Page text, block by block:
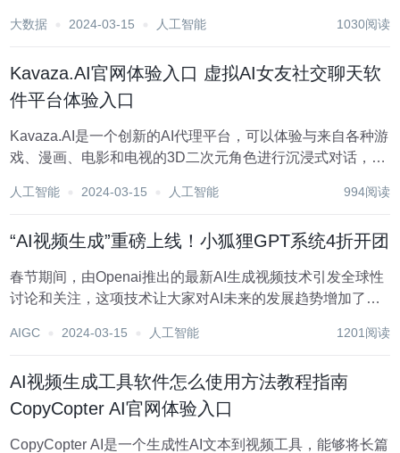
迹—— 「当然可以，这里是您的主题可能需要的介绍」。 一
大数据 2024-03-15 人工智能 1030阅读
Kavaza.AI官网体验入口 虚拟AI女友社交聊天软
件平台体验入口
Kavaza.AI是一个创新的AI代理平台，可以体验与来自各种游
戏、漫画、电影和电视的3D二次元角色进行沉浸式对话，也
包括创建和定制AI伴侣、货币化AI内容、探索和体验其他用
人工智能 2024-03-15 人工智能 994阅读
“AI视频生成”重磅上线！小狐狸GPT系统4折开团
春节期间，由Openai推出的最新AI生成视频技术引发全球性
讨论和关注，这项技术让大家对AI未来的发展趋势增加了无
视频生成”功能，让您可以轻松一键生成高质量文字生成视频
AIGC 2024-03-15 人工智能 1201阅读
AI视频生成工具软件怎么使用方法教程指南
CopyCopter AI官网体验入口
CopyCopter AI是一个生成性AI文本到视频工具，能够将长篇